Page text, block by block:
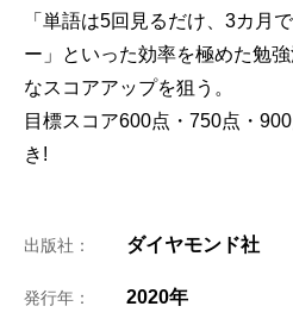
「単語は5回見るだけ、3カ月
ー」といった効率を極めた勉
なスコアアップを狙う。
目標スコア600点・750点・
き!
出版社： ダイヤモンド社
発行年： 2020年